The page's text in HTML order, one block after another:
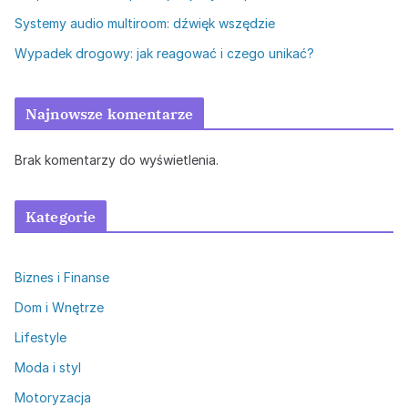
Systemy audio multiroom: dźwięk wszędzie
Wypadek drogowy: jak reagować i czego unikać?
Najnowsze komentarze
Brak komentarzy do wyświetlenia.
Kategorie
Biznes i Finanse
Dom i Wnętrze
Lifestyle
Moda i styl
Motoryzacja